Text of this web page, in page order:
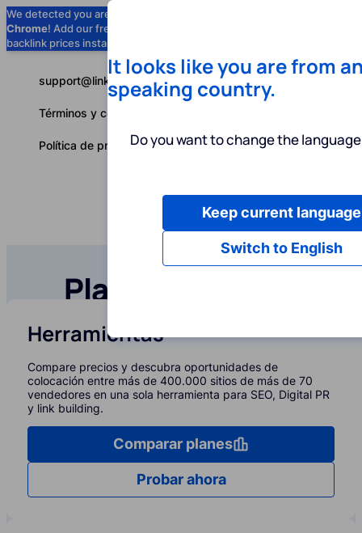
We detected you are using
Chrome! Add our free extension to check
backlink prices instantly as you browse.
Servicios
Español
support@linkbuilder.com
Términos y condiciones
Política de privacidad
Planes y precios
Herramientas
Compare precios y descubra oportunidades de
colocación entre más de 400.000 sitios de más de 70
vendedores en una sola herramienta para SEO, Digital PR
y link building.
Comparar planes
Probar ahora
It looks like you are from
speaking country.
Do you want to change the
Switch to English
Keep current language